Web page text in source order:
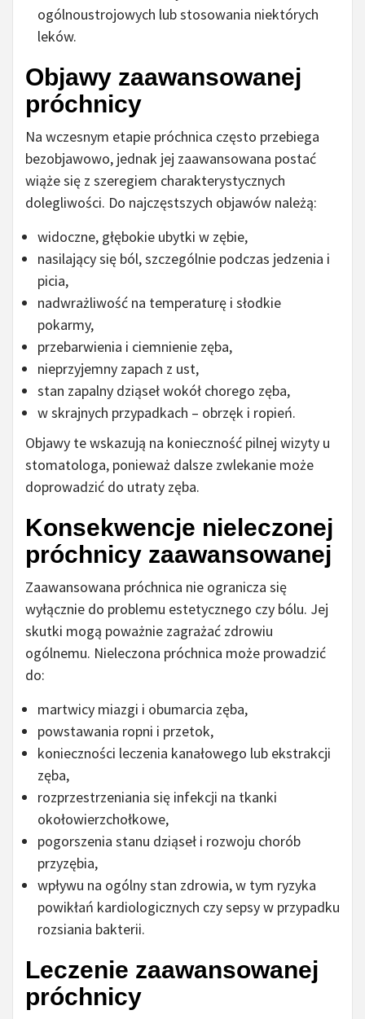
ogólnoustrojowych lub stosowania niektórych
leków.
Objawy zaawansowanej
próchnicy
Na wczesnym etapie próchnica często przebiega
bezobjawowo, jednak jej zaawansowana postać
wiąże się z szeregiem charakterystycznych
dolegliwości. Do najczęstszych objawów należą:
widoczne, głębokie ubytki w zębie,
nasilający się ból, szczególnie podczas jedzenia i
picia,
nadwrażliwość na temperaturę i słodkie
pokarmy,
przebarwienia i ciemnienie zęba,
nieprzyjemny zapach z ust,
stan zapalny dziąseł wokół chorego zęba,
w skrajnych przypadkach – obrzęk i ropień.
Objawy te wskazują na konieczność pilnej wizyty u
stomatologa, ponieważ dalsze zwlekanie może
doprowadzić do utraty zęba.
Konsekwencje nieleczonej
próchnicy zaawansowanej
Zaawansowana próchnica nie ogranicza się
wyłącznie do problemu estetycznego czy bólu. Jej
skutki mogą poważnie zagrażać zdrowiu
ogólnemu. Nieleczona próchnica może prowadzić
do:
martwicy miazgi i obumarcia zęba,
powstawania ropni i przetok,
konieczności leczenia kanałowego lub ekstrakcji
zęba,
rozprzestrzeniania się infekcji na tkanki
okołowierzchołkowe,
pogorszenia stanu dziąseł i rozwoju chorób
przyzębia,
wpływu na ogólny stan zdrowia, w tym ryzyka
powikłań kardiologicznych czy sepsy w przypadku
rozsiania bakterii.
Leczenie zaawansowanej
próchnicy